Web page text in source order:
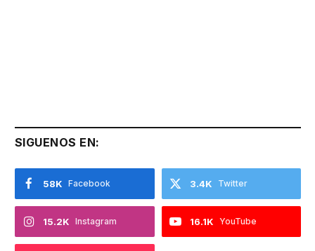
SIGUENOS EN:
Facebook
58K Twitter
3.4K
Instagram
15.2K YouTube
16.1K